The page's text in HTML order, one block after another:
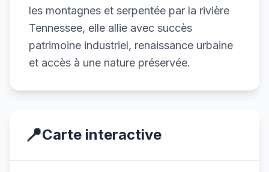
les montagnes et serpentée par la rivière
Tennessee, elle allie avec succès
patrimoine industriel, renaissance urbaine
et accès à une nature préservée.
📍Carte interactive